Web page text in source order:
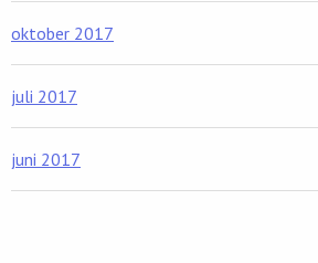
oktober 2017
juli 2017
juni 2017